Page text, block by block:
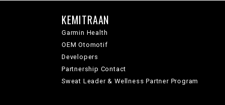
KEMITRAAN
Garmin Health
OEM Otomotif
Developers
Partnership Contact
Sweat Leader & Wellness Partner Program